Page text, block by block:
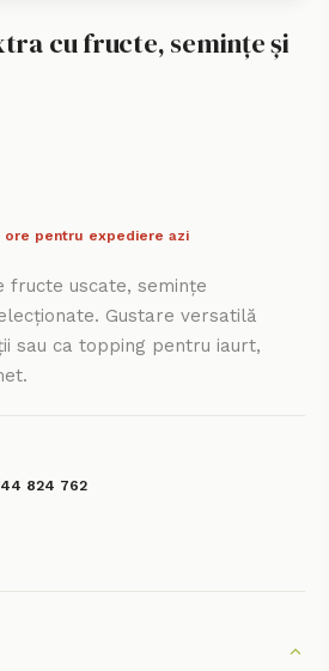
cu fructe, semințe și
ore pentru expediere azi
fructe uscate, semințe
Gustare versatilă
sau ca topping pentru iaurt,
824 762